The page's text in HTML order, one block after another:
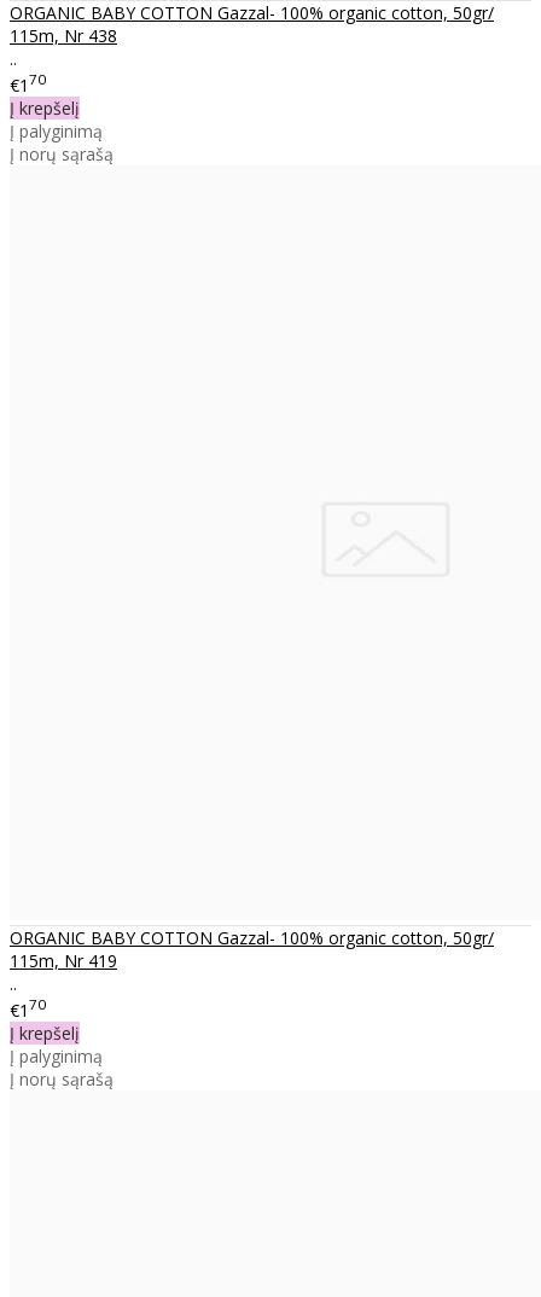
ORGANIC BABY COTTON Gazzal- 100% organic cotton, 50gr/
115m, Nr 438
..
€1 70
Į krepšelį
Į palyginimą
Į norų sąrašą
ORGANIC BABY COTTON Gazzal- 100% organic cotton, 50gr/
115m, Nr 419
..
€1 70
Į krepšelį
Į palyginimą
Į norų sąrašą